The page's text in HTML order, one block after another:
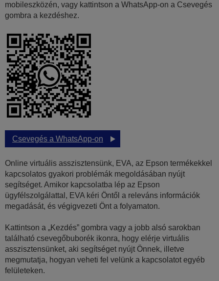
mobileszközén, vagy kattintson a WhatsApp-on a Csevegés
gombra a kezdéshez.
Csevegés a WhatsApp-on
Online virtuális asszisztensünk, EVA, az Epson termékekkel
kapcsolatos gyakori problémák megoldásában nyújt
segítséget. Amikor kapcsolatba lép az Epson
ügyfélszolgálattal, EVA kéri Öntől a releváns információk
megadását, és végigvezeti Önt a folyamaton.
Kattintson a „Kezdés” gombra vagy a jobb alsó sarokban
található csevegőbuborék ikonra, hogy elérje virtuális
asszisztensünket, aki segítséget nyújt Önnek, illetve
megmutatja, hogyan veheti fel velünk a kapcsolatot egyéb
felületeken.